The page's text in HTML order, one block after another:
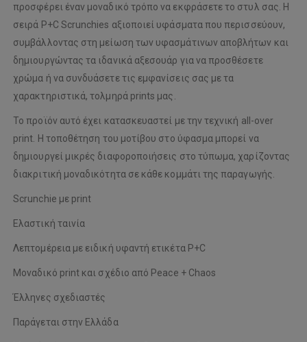
προσφέρει έναν μοναδικό τρόπο να εκφράσετε το στυλ σας. Η
σειρά P+C Scrunchies αξιοποιεί υφάσματα που περισσεύουν,
συμβάλλοντας στη μείωση των υφασμάτινων αποβλήτων και
δημιουργώντας τα ιδανικά αξεσουάρ για να προσθέσετε
χρώμα ή να συνδυάσετε τις εμφανίσεις σας με τα
χαρακτηριστικά, τολμηρά prints μας.
Το προϊόν αυτό έχει κατασκευαστεί με την τεχνική all-over
print. Η τοποθέτηση του μοτίβου στο ύφασμα μπορεί να
δημιουργεί μικρές διαφοροποιήσεις στο τύπωμα, χαρίζοντας
διακριτική μοναδικότητα σε κάθε κομμάτι της παραγωγής.
Scrunchie με print
Ελαστική ταινία
Λεπτομέρεια με ειδική υφαντή ετικέτα P+C
Μοναδικό print και σχέδιο από Peace + Chaos
Έλληνες σχεδιαστές
Παράγεται στην Ελλάδα